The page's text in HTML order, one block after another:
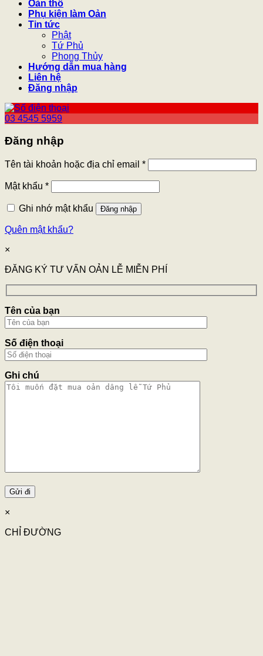
Oản thô
Phụ kiện làm Oản
Tin tức
Phật
Tứ Phủ
Phong Thủy
Hướng dẫn mua hàng
Liên hệ
Đăng nhập
03 4545 5959
Đăng nhập
Tên tài khoản hoặc địa chỉ email *
Mật khẩu *
Ghi nhớ mật khẩu Đăng nhập
Quên mật khẩu?
×
ĐĂNG KÝ TƯ VẤN OẢN LỄ MIỄN PHÍ
Tên của bạn
Số điện thoại
Ghi chú
×
CHỈ ĐƯỜNG